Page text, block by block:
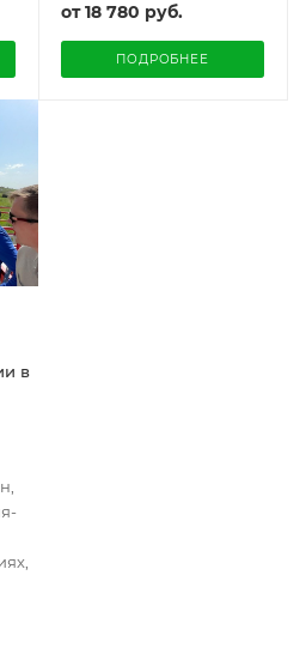
от18 780 руб.
ПОДРОБНЕЕ
в